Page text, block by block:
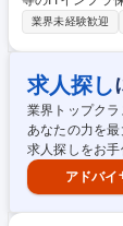
経験に応じて
方、習熟度に
ーダーを目指す
が活躍中です
い会社です。 ■
も歓迎します。 募集職種 【東京】インフラエンジニア/保守作業～各種更
改対応まで幅広
業界未経験歓迎
求人探し
業界トップク
あなたの力を
求人探しをお手
アドバイ